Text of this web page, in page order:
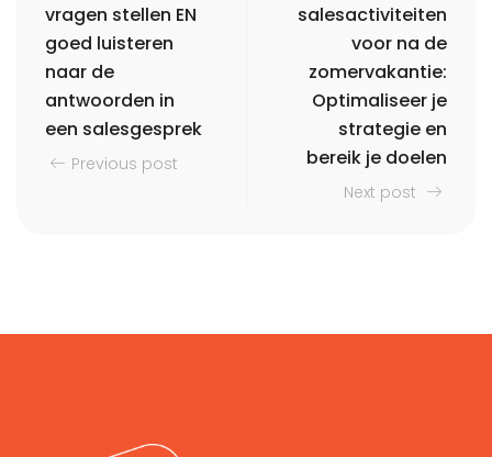
vragen stellen EN
goed luisteren
naar de
antwoorden in
een salesgesprek
Previous post
salesactiviteiten
voor na de
zomervakantie:
Optimaliseer je
strategie en
bereik je doelen
Next post